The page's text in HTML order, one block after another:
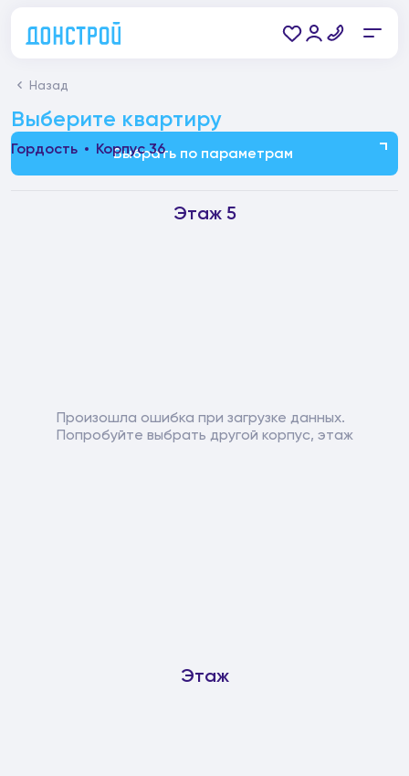
Назад
Выберите квартиру
Выбрать по параметрам
Гордость Корпус 36
Этаж 5
Произошла ошибка при загрузке данных.
Попробуйте выбрать другой корпус, этаж
Этаж